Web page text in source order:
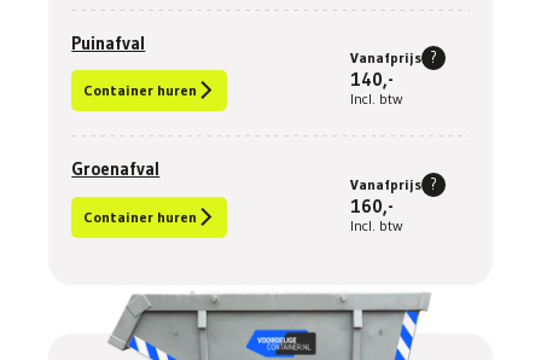
Puinafval
Container huren
Vanafprijs ?
140,-
Incl. btw
Groenafval
Container huren
Vanafprijs ?
160,-
Incl. btw